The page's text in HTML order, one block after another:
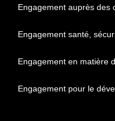
Engagement auprès des
Engagement santé,
Engagement en matière
Engagement pour le